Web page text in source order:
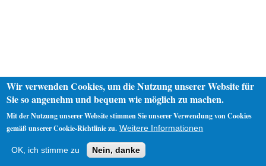
Impressum
Wir verwenden Cookies, um die Nutzung unserer Website für
Sie so angenehm und bequem wie möglich zu machen.
Mit der Nutzung unserer Website stimmen Sie unserer Verwendung von Cookies
gemäß unserer Cookie-Richtlinie zu. Weitere Informationen
OK, ich stimme zu Nein, danke